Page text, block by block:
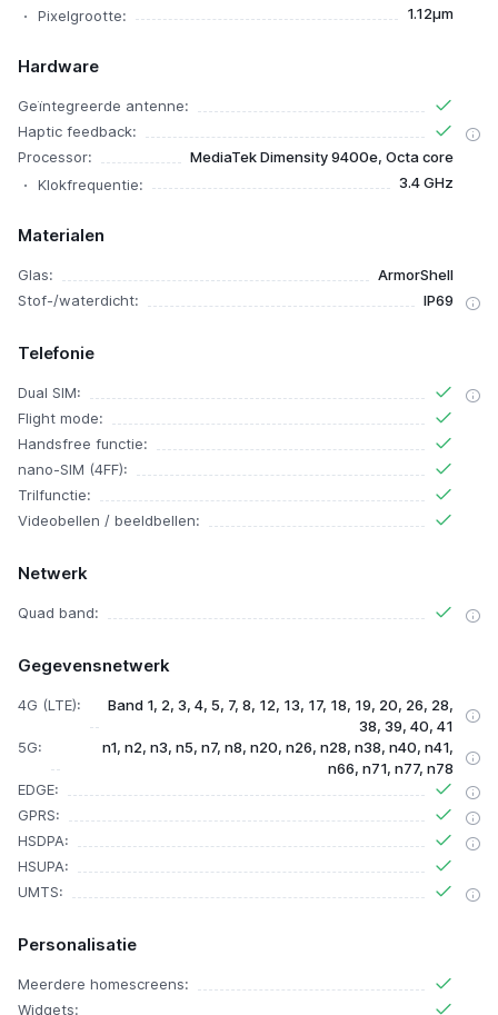
Pixelgrootte:
1.12µm
Hardware
Geïntegreerde antenne:
Haptic feedback:
Processor:
MediaTek Dimensity 9400e, Octa core
Klokfrequentie:
3.4 GHz
Materialen
Glas:
ArmorShell
Stof-/waterdicht:
IP69
Telefonie
Dual SIM:
Flight mode:
Handsfree functie:
nano-SIM (4FF):
Trilfunctie:
Videobellen / beeldbellen:
Netwerk
Quad band:
Gegevensnetwerk
4G (LTE):
Band 1, 2, 3, 4, 5, 7, 8, 12, 13, 17, 18, 19, 20, 26, 28,
38, 39, 40, 41
5G:
n1, n2, n3, n5, n7, n8, n20, n26, n28, n38, n40, n41,
n66, n71, n77, n78
EDGE:
GPRS:
HSDPA:
HSUPA:
UMTS:
Personalisatie
Meerdere homescreens:
Widgets: